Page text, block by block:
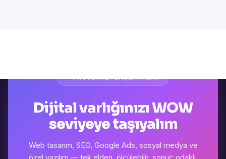
Dijital varlığınızı WOW
seviyeye taşıyalım
Web tasarım, SEO, Google Ads, sosyal medya ve